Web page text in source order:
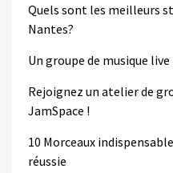
Quels sont les meilleurs
Nantes?
Un groupe de musique
Rejoignez un atelier de
JamSpace !
10 Morceaux
réussie